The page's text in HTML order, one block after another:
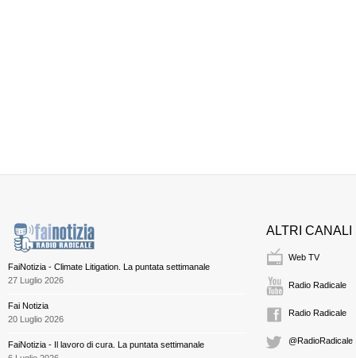
FaiNotizia - Climate Litigation. La puntata settimanale
27 Luglio 2026
Fai Notizia
20 Luglio 2026
FaiNotizia - Il lavoro di cura. La puntata settimanale
ALTRI CANALI
Web TV
Radio Radicale
Radio Radicale
@RadioRadicale